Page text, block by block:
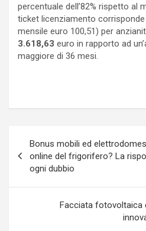
percentuale dell’82% rispetto al
ticket licenziamento corrisponde
mensile euro 100,51) per
3.618,63 euro in rapporto ad
maggiore di 36 mesi.
articoli
Bonus mobili ed
online del frigorifero? La
ogni dubbio
Facciata fotovoltaica